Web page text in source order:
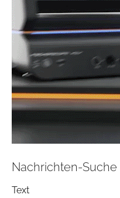
Nachrichten-Suche
Text